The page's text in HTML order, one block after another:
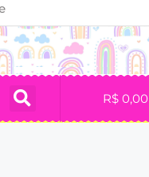
R$ 0,00